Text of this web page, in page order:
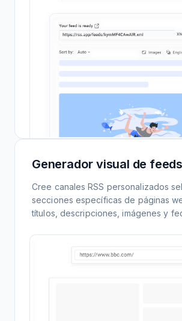
Generador visual de feeds
Cree canales RSS personalizados
secciones específicas de páginas
títulos, descripciones, imágenes y